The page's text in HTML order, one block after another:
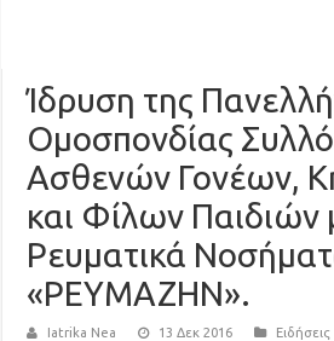
Ίδρυση της
Ομοσπονδίας
Ασθενών Γονέων,
και Φίλων Παιδιών
Ρευματικά
«ΡΕΥΜΑΖΗΝ».
Iatrika Nea 13 Δεκ 2016 Ειδήσεις